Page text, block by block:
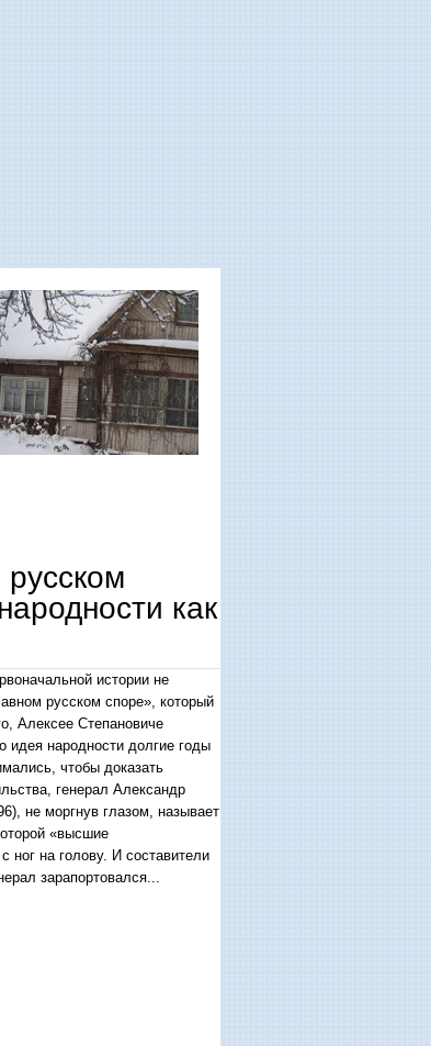
как
истории не
русском споре», который
Алексее Степановиче
идея народности долгие годы
чтобы доказать
генерал Александр
не моргнув глазом, называет
«высшие
ног на голову. И составители
зарапортовался...